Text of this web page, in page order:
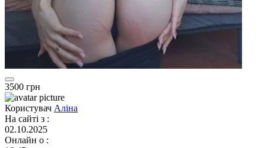
3500 грн
Користувач Аліна
На сайті з :
02.10.2025
Онлайн о :